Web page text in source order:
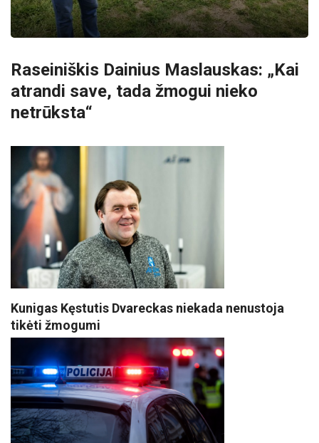
Raseiniškis Dainius Maslauskas: „Kai
atrandi save, tada žmogui nieko
netrūksta“
Kunigas Kęstutis Dvareckas niekada nenustoja
tikėti žmogumi